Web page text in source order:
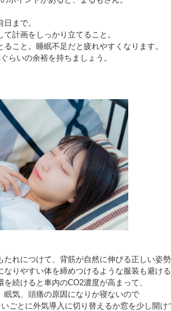
まで。
計画をしっかり立てること。
ること。睡眠不足だと疲れやすくなります。
らいの余裕を持ちましょう。
たれにつけて、背筋が自然に伸びる正しい姿
なりやすい体を締めつけるような服装も避け
続けると車内のCO2濃度が高まって、
眠気、頭痛の原因になりか寝ないので
ごとに外気導入に切り替えるか窓を少し開け